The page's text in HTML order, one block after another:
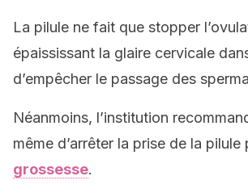
La pilule ne fait que stopper
épaississant la glaire cervicale
d’empêcher le passage des
Néanmoins, l’institution
même d’arrêter la prise de la pilule
grossesse.